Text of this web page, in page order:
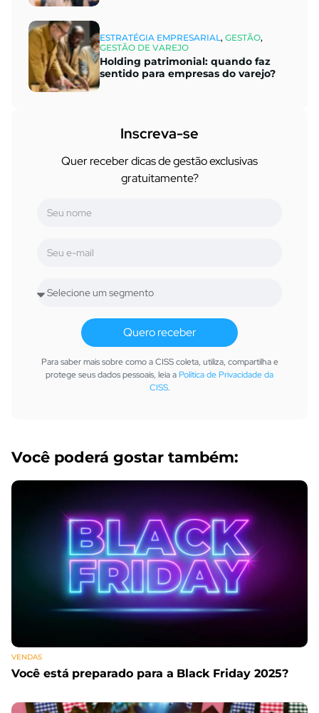
ESTRATÉGIA EMPRESARIAL, GESTÃO,
GESTÃO DE VAREJO
Holding patrimonial: quando faz
sentido para empresas do varejo?
Inscreva-se
Quer receber dicas de gestão exclusivas
gratuitamente?
Quero receber
Para saber mais sobre como a CISS coleta, utiliza, compartilha e
protege seus dados pessoais, leia a Política de Privacidade da
CISS.
Você poderá gostar também:
VENDAS
Você está preparado para a Black Friday 2025?